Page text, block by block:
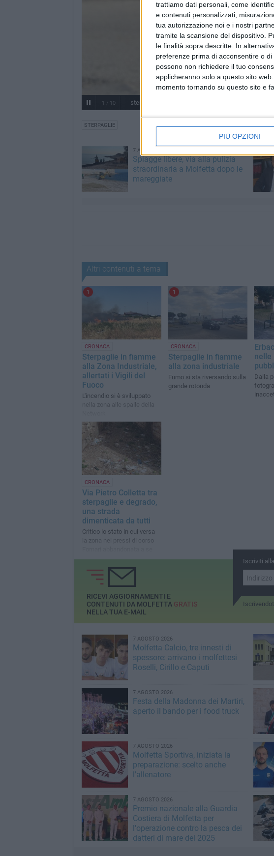
trattiamo dati personali, come
e contenuti personalizzati,
tua autorizzazione noi e i nostri
tramite la scansione del dispositivo.
le finalità sopra descritte. In
preferenze prima di acconsentire o di
possono non richiedere il tuo
applicheranno solo a questo sito
momento tornando su questo sito e
PIÙ OPZIONI
1 / 10 sterpaglie1
STERPAGLIE
7 AGOSTO 2026
Spiagge libere, via alla pulizia
straordinaria a Molfetta dopo le
mareggiate
Altri contenuti a tema
1
CRONACA
Sterpaglie in fiamme
alla Zona Industriale,
allertati i Vigili del
Fuoco
L'incendio si è sviluppato
nella zona alle spalle della
1
CRONACA
Sterpaglie in fiamme
alla zona industriale
Fumo si sta riversando sulla
grande rotonda
nelle
Dalla
CRONACA
Via Pietro Colletta tra
sterpaglie e degrado,
una strada
dimenticata da tutti
Critico lo stato in cui versa
la zona nei pressi di corso
stessa da tempo
Iscriviti
RICEVI AGGIORNAMENTI E
CONTENUTI DA MOLFETTA GRATIS
NELLA TUA E-MAIL
7 AGOSTO 2026
Molfetta Calcio, tre innesti di
spessore: arrivano i molfettesi
Roselli, Cirillo e Caputi
7 AGOSTO 2026
Festa della Madonna dei Martiri,
aperto il bando per i food truck
7 AGOSTO 2026
Molfetta Sportiva, iniziata la
preparazione: scelto anche
l'allenatore
7 AGOSTO 2026
Premio nazionale alla Guardia
Costiera di Molfetta per
l'operazione contro la pesca dei
datteri di mare del 2025